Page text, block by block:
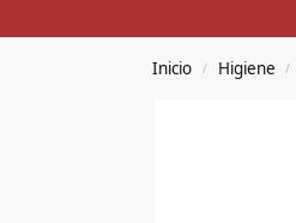
Inicio / Higiene /